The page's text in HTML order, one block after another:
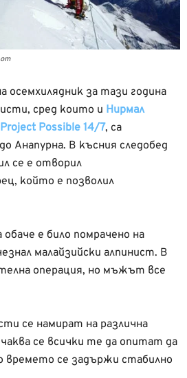
осемхилядник за тази година
сред които и Нирмал
Possible 14/7, са
Анапурна. В късния следобед
се е отворил
който е позволил
е било помрачено на
малайзийски алпинист. В
операция, но мъжът все
се намират на различна
се всички те да опитат да
времето се задържи стабилно